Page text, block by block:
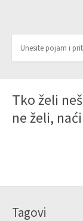
Tko želi
ne želi,
Tagovi